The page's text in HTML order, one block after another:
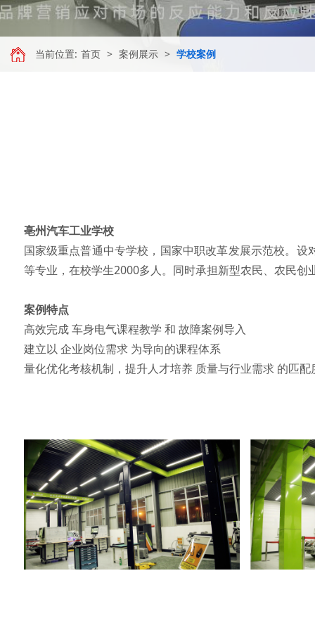
当前位置: 首页 > 案例展示 > 学校案例
亳州汽车工业学校
国家级重点普通中专学校，国家中职改革发展示范校。
等专业，在校学生2000多人。同时承担新型农民、农民
案例特点
高效完成 车身电气课程教学 和 故障案例导入
建立以 企业岗位需求 为导向的课程体系
量化优化考核机制，提升人才培养 质量与行业需求 的匹配